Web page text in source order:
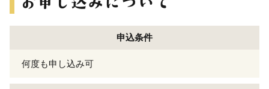
申込条件
何度も申し込み可